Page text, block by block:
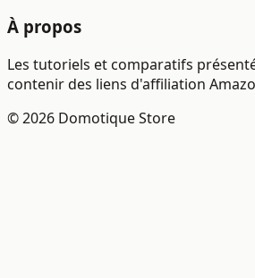
À propos
Les tutoriels et comparatifs
contenir des liens d'affiliation
© 2026 Domotique Store